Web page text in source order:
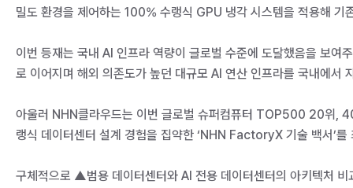
밀도 환경을 제어하는 100% 수랭식 GPU 냉각 시스템을 적용해 기
이번 등재는 국내 AI 인프라 역량이 글로벌 수준에 도달했음을 보여
로 이어지며 해외 의존도가 높던 대규모 AI 연산 인프라를 국내에서
아울러 NHN클라우드는 이번 글로벌 슈퍼컴퓨터 TOP500 20위,
랭식 데이터센터 설계 경험을 집약한 ‘NHN FactoryX 기술 백서’를
구체적으로 ▲범용 데이터센터와 AI 전용 데이터센터의 아키텍처